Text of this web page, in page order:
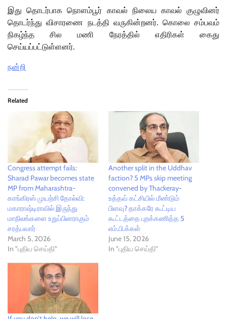
இது தொடர்பாக நொளம்பூர் காவல் நிலைய காவல் குழுவினர்
தொடர்ந்து விசாரணை நடத்தி வருகின்றனர். கொலை சம்பவம்
நிகழ்ந்த சில மணி நேரத்தில் எதிரிகள் கைது
செய்யப்பட்டுள்ளனர்.
நன்றி
Related
Congress attempt fails:
Sharad Pawar becomes state
MP from Maharashtra-
காங்கிரஸ் முயற்சி தோல்வி:
மகாராஷ்டிராவில் இருந்து
மாநிலங்களை உறுப்பினராகும்
சரத்பவார்
March 5, 2026
In "புதிய செய்தி"
Another split in the Uddhav
faction? 5 MPs skip meeting
convened by Thackeray-
உத்தவ் கட்சியில் மீண்டும்
பிளவு? தாக்கரே கூட்டிய
கூட்டத்தை புறக்கணித்த 5
எம்.பி.க்கள்
June 15, 2026
In "புதிய செய்தி"